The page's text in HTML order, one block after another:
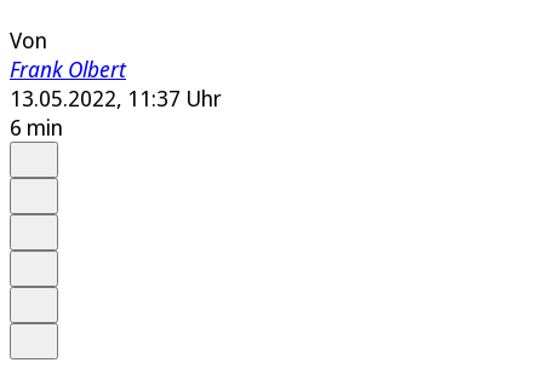
Von
Frank Olbert
13.05.2022, 11:37 Uhr
6 min